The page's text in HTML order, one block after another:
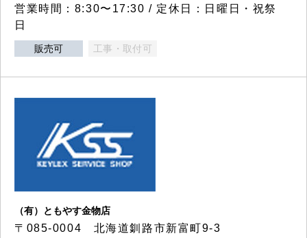
営業時間：8:30〜17:30 / 定休日：日曜日・祝祭
日
販売可 工事・取付可
（有）ともやす金物店
〒085-0004 北海道釧路市新富町9-3